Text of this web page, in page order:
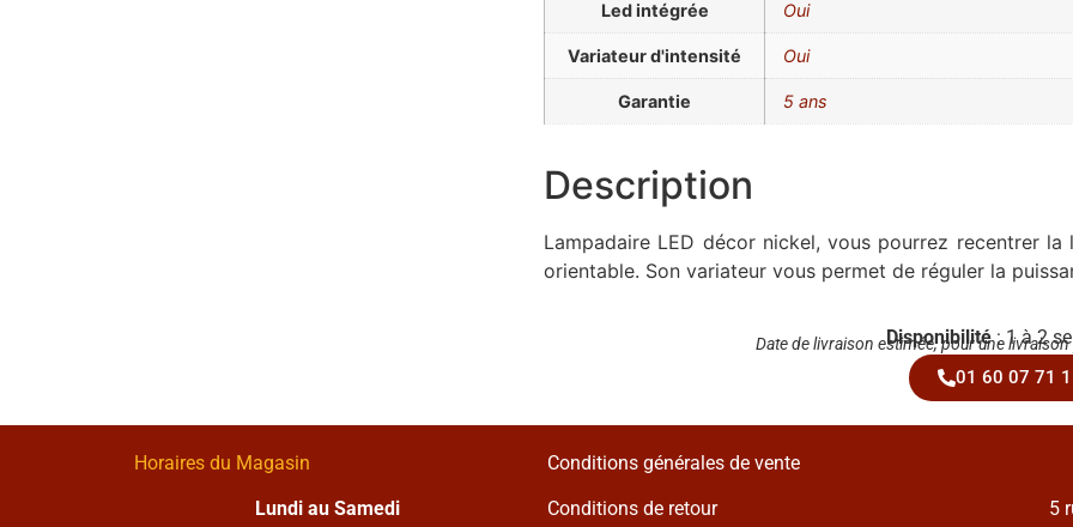
Led intégrée Oui
Variateur d'intensité Oui
Garantie 5 ans
Description
Lampadaire LED décor nickel, vous pourrez recentrer
orientable. Son variateur vous permet de réguler la
Disponibilité: 1 à 2
Date de livraison estimée, pour une
01 60 07 71
Horaires du Magasin
Lundi au Samedi
Conditions générales de vente
Conditions de retour
5